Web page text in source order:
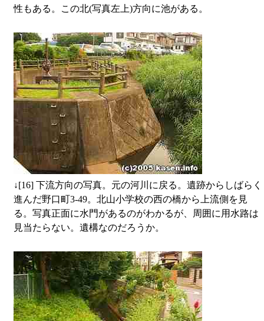
性もある。この北(写真左上)方向に池がある。
↓[16] 下流方向の写真。元の河川に戻る。遺跡からしばらく
進んだ野口町3-49。北山小学校の西の橋から上流側を見
る。写真正面に水門があるのがわかるが、周囲に用水路は
見当たらない。遺構なのだろうか。